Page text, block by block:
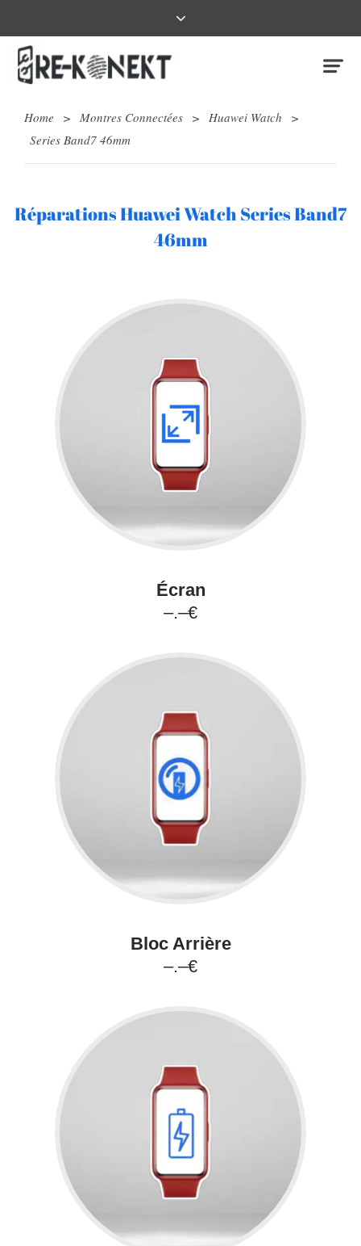
Home > Montres Connectées > Huawei Watch
>
Series Band7 46mm
Réparations Huawei Watch Series Band7
46mm
Écran
–.–€
Bloc Arrière
–.–€